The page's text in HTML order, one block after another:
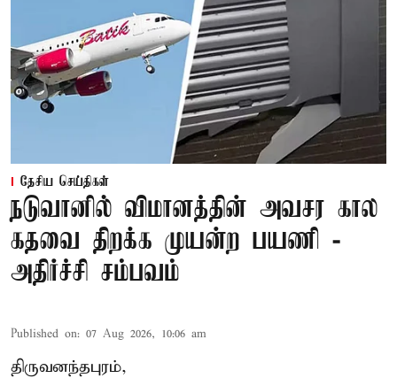
தேசிய செய்திகள்
நடுவானில் விமானத்தின் அவசர கால
கதவை திறக்க முயன்ற பயணி -
அதிர்ச்சி சம்பவம்
Published on: 07 Aug 2026, 10:06 am
திருவனந்தபுரம்,